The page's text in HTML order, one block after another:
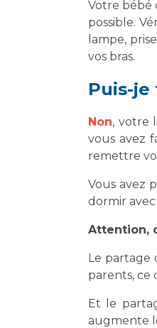
Laïcité et
Les
Livret d'accueil
Salon des
Transports
Les
Votre bébé
possible.
lampe,
vos bras.
Puis-
Non, votre
vous avez
remettre
Vous avez
dormir
Attention,
Le partage
parents, ce
Et le
augmente